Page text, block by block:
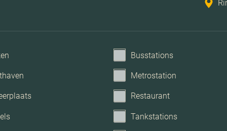
Busstations
Metrostation
Restaurant
Tankstations